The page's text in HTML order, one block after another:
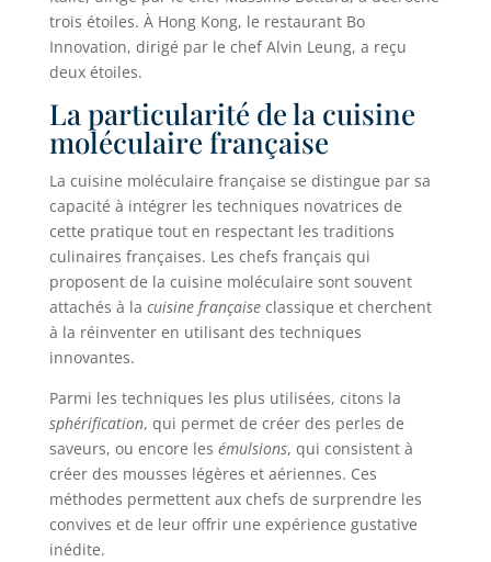
trois étoiles. À Hong Kong, le restaurant Bo
Innovation, dirigé par le chef Alvin Leung, a reçu
deux étoiles.
La particularité de la cuisine
moléculaire française
La cuisine moléculaire française se distingue par sa
capacité à intégrer les techniques novatrices de
cette pratique tout en respectant les traditions
culinaires françaises. Les chefs français qui
proposent de la cuisine moléculaire sont souvent
attachés à la cuisine françaiseclassique et cherchent
à la réinventer en utilisant des techniques
innovantes.
Parmi les techniques les plus utilisées, citons la
sphérification, qui permet de créer des perles de
saveurs, ou encore les émulsions, qui consistent à
créer des mousses légères et aériennes. Ces
méthodes permettent aux chefs de surprendre les
convives et de leur offrir une expérience gustative
inédite.